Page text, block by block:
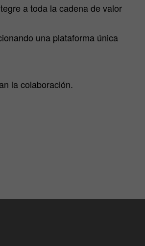
a toda la cadena de valor
una plataforma única
la colaboración.